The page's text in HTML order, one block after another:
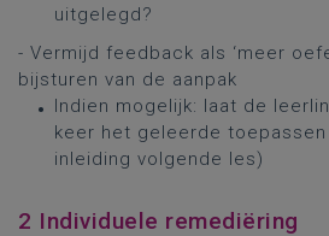
uitgelegd?
- Vermijd feedback als ‘meer
bijsturen van de aanpak
Indien mogelijk: laat de
keer het geleerde
inleiding volgende les)
2 Individuele remediëring